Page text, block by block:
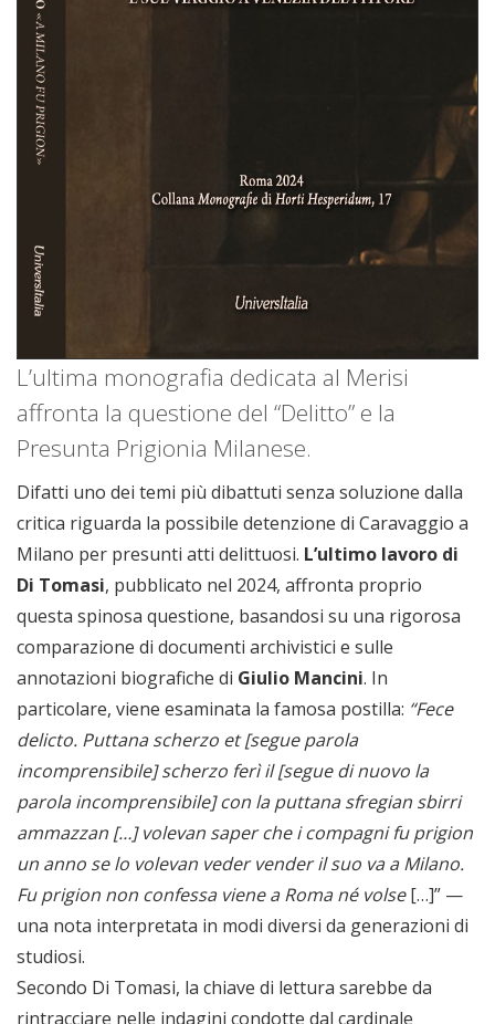
L’ultima monografia dedicata al Merisi
affronta la questione del “Delitto” e la
Presunta Prigionia Milanese.
Difatti uno dei temi più dibattuti senza soluzione dalla
critica riguarda la possibile detenzione di Caravaggio a
Milano per presunti atti delittuosi. L’ultimo lavoro di
Di Tomasi, pubblicato nel 2024, affronta proprio
questa spinosa questione, basandosi su una rigorosa
comparazione di documenti archivistici e sulle
annotazioni biografiche di Giulio Mancini. In
particolare, viene esaminata la famosa postilla: “Fece
delicto. Puttana scherzo et [segue parola
incomprensibile] scherzo ferì il [segue di nuovo la
parola incomprensibile] con la puttana sfregian sbirri
ammazzan […] volevan saper che i compagni fu prigion
un anno se lo volevan veder vender il suo va a Milano.
Fu prigion non confessa viene a Roma né volse[…]” —
una nota interpretata in modi diversi da generazioni di
studiosi.
Secondo Di Tomasi, la chiave di lettura sarebbe da
rintracciare nelle indagini condotte dal cardinale